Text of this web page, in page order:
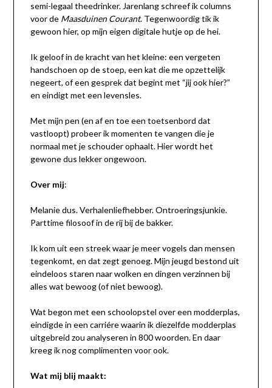
semi-legaal theedrinker. Jarenlang schreef ik columns
voor de Maasduinen Courant. Tegenwoordig tik ik
gewoon hier, op mijn eigen digitale hutje op de hei.
Ik geloof in de kracht van het kleine: een vergeten
handschoen op de stoep, een kat die me opzettelijk
negeert, of een gesprek dat begint met “jij ook hier?”
en eindigt met een levensles.
Met mijn pen (en af en toe een toetsenbord dat
vastloopt) probeer ik momenten te vangen die je
normaal met je schouder ophaalt. Hier wordt het
gewone dus lekker ongewoon.
Over mij:
Melanie dus. Verhalenliefhebber. Ontroeringsjunkie.
Parttime filosoof in de rij bij de bakker.
Ik kom uit een streek waar je meer vogels dan mensen
tegenkomt, en dat zegt genoeg. Mijn jeugd bestond uit
eindeloos staren naar wolken en dingen verzinnen bij
alles wat bewoog (of niet bewoog).
Wat begon met een schoolopstel over een modderplas,
eindigde in een carriére waarin ik diezelfde modderplas
uitgebreid zou analyseren in 800 woorden. En daar
kreeg ik nog complimenten voor ook.
Wat mij blij maakt: